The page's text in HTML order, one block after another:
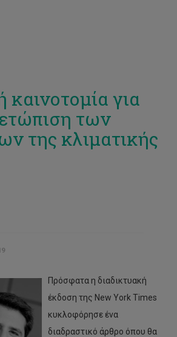
καινοτομία για
των
της κλιματικής
Πρόσφατα η διαδικτυακή
έκδοση της New York Times
κυκλοφόρησε ένα
διαδραστικό άρθρο όπου θα